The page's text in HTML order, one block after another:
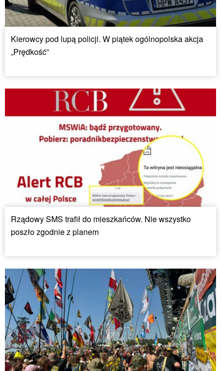
Kierowcy pod lupą policji. W piątek ogólnopolska akcja
„Prędkość”
Rządowy SMS trafił do mieszkańców. Nie wszystko
poszło zgodnie z planem